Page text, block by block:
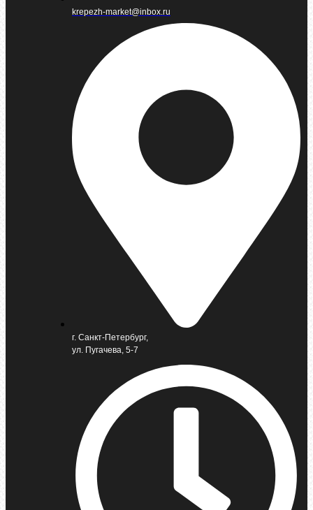
krepezh-market@inbox.ru
г. Санкт-Петербург,
ул. Пугачева, 5-7